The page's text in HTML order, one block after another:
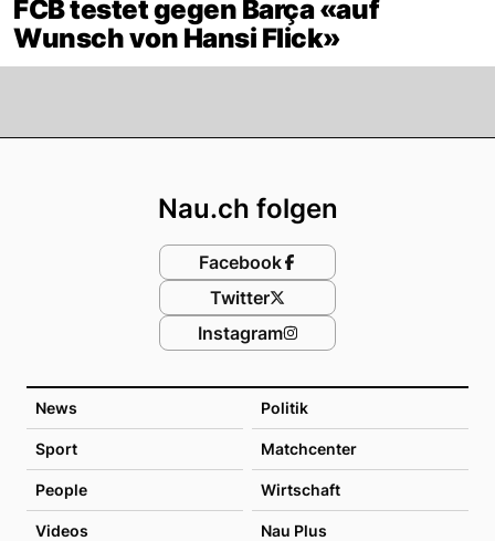
FCB testet gegen Barça «auf
Wunsch von Hansi Flick»
News Politik
Sport Matchcenter
People Wirtschaft
Videos Nau Plus
Nau.ch folgen
Facebook
Twitter
Instagram